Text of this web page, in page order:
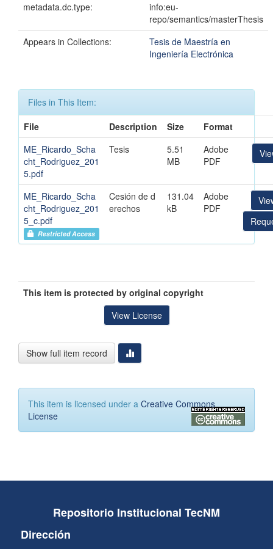
metadata.dc.type:
info:eu-
repo/semantics/masterThesis
Appears in Collections:
Tesis de Maestría en
Ingeniería Electrónica
Files in This Item:
File
Description Size
Format
ME_Ricardo_Scha
cht_Rodriguez_201
5.pdf
Tesis
5.51
MB
Adobe
PDF
ME_Ricardo_Scha
cht_Rodriguez_201
5_c.pdf
Restricted Access
Cesión de d
erechos
131.04
kB
Adobe
PDF
This item is protected by original copyright
View License
Show full item record
This item is licensed under a Creative Commons
License
Repositorio Institucional TecNM
Dirección